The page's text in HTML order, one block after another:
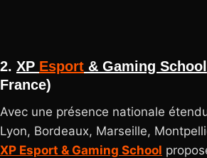
2. XP Esport & Gaming School
France)
Avec une présence nationale
Lyon, Bordeaux, Marseille,
XP Esport & Gaming School